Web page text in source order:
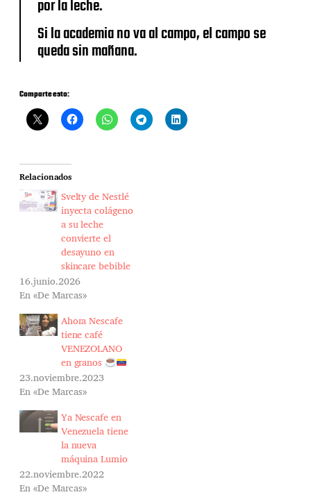
por la leche.
Si la academia no va al campo, el campo se
queda sin mañana.
Comparte esto:
Relacionados
Svelty de Nestlé
inyecta colágeno
a su leche
convierte el
desayuno en
skincare bebible
16.junio.2026
En «De Marcas»
Ahora Nescafe
tiene café
VENEZOLANO
en granos
23.noviembre.2023
En «De Marcas»
Ya Nescafe en
Venezuela tiene
la nueva
máquina Lumio
22.noviembre.2022
En «De Marcas»